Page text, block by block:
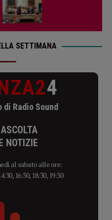
SETTIMANA
4
Radio Sound
NOTIZIE
al sabato alle ore:
16:30, 18:30, 19:30